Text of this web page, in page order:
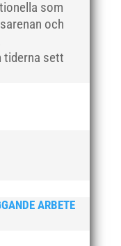
som
och
tiderna sett
ARBETE